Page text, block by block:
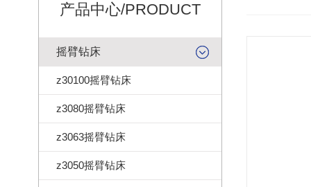
产品中心/PRODUCT
摇臂钻床
z30100摇臂钻床
z3080摇臂钻床
z3063摇臂钻床
z3050摇臂钻床